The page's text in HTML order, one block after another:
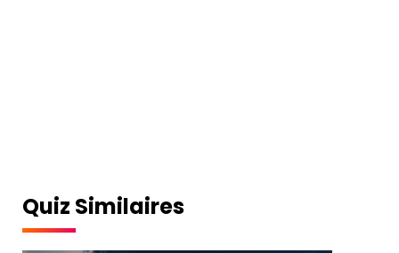
Quiz Similaires